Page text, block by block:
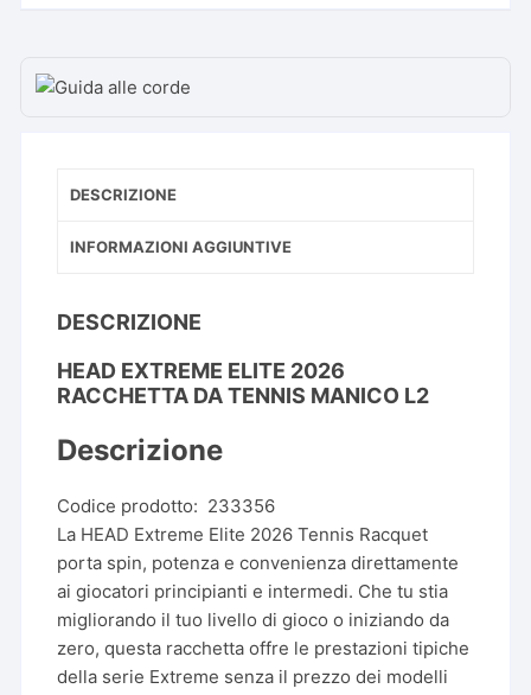
DESCRIZIONE
INFORMAZIONI AGGIUNTIVE
DESCRIZIONE
HEAD EXTREME ELITE 2026
RACCHETTA DA TENNIS MANICO L2
Descrizione
Codice prodotto: 233356
La HEAD Extreme Elite 2026 Tennis Racquet
porta spin, potenza e convenienza direttamente
ai giocatori principianti e intermedi. Che tu stia
migliorando il tuo livello di gioco o iniziando da
zero, questa racchetta offre le prestazioni tipiche
della serie Extreme senza il prezzo dei modelli